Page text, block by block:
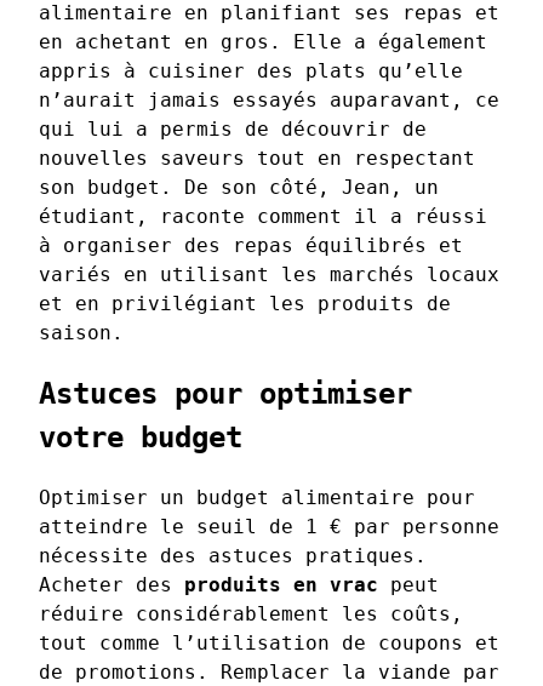
alimentaire en planifiant ses repas et
en achetant en gros. Elle a également
appris à cuisiner des plats qu’elle
n’aurait jamais essayés auparavant, ce
qui lui a permis de découvrir de
nouvelles saveurs tout en respectant
son budget. De son côté, Jean, un
étudiant, raconte comment il a réussi
à organiser des repas équilibrés et
variés en utilisant les marchés locaux
et en privilégiant les produits de
saison.
Astuces pour optimiser
votre budget
Optimiser un budget alimentaire pour
atteindre le seuil de 1 € par personne
nécessite des astuces pratiques.
Acheter des produits en vrac peut
réduire considérablement les coûts,
tout comme l’utilisation de coupons et
de promotions. Remplacer la viande par